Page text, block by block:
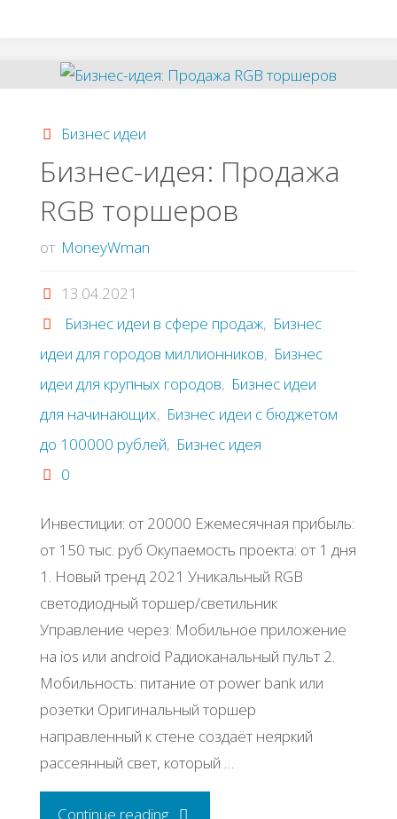
изготовление
«Жилой
Бизнес идеи
Бизнес-идея: Продажа
RGB торшеров
от MoneyWman
13.04.2021
Бизнес идеи в сфере продаж, Бизнес
идеи для городов миллионников, Бизнес
идеи для крупных городов, Бизнес идеи
для начинающих, Бизнес идеи с бюджетом
до 100000 рублей, Бизнес идея
0
Инвестиции: от 20000 Ежемесячная прибыль:
от 150 тыс. руб Окупаемость проекта: от 1 дня
1. Новый тренд 2021 Уникальный RGB
светодиодный торшер/светильник
Управление через: Мобильное приложение
на ios или android Радиоканальный пульт 2.
Мобильность: питание от power bank или
розетки Оригинальный торшер
направленный к стене создаёт неяркий
рассеянный свет, который …
Continue reading"Бизнес-